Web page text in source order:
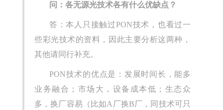
问：各无源光技术各有什么优缺点？
答：本人只接触过PON技术，也看过一
些彩光技术的资料，因此主要分析这两种，
其他请同行补充。
PON技术的优点是：发展时间长，能多
业务融合；市场大，设备成本低；生态众
多，换厂容易（比如A厂换B厂，同技术可只